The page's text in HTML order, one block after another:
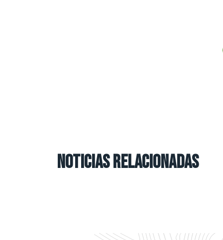
NOTICIAS RELACIONADAS